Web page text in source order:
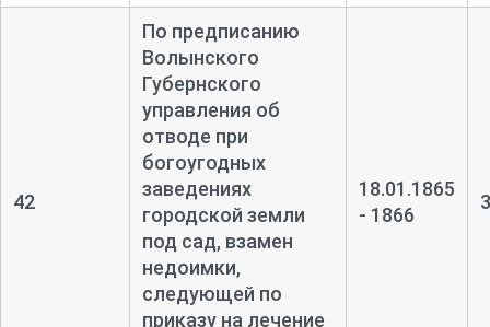
42
По предписанию
Волынского
Губернского
управления об
отводе при
богоугодных
заведениях
городской земли
под сад, взамен
недоимки,
следующей по
приказу на лечение
18.01.1865
- 1866